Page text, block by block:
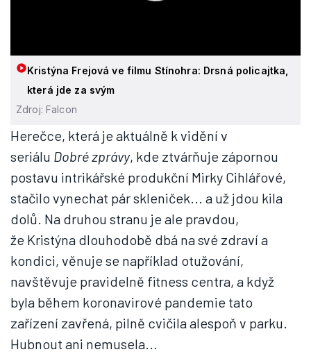
Kristýna Frejová ve filmu Stínohra: Drsná policajtka,
která jde za svým
Zdroj: Falcon
Herečce, která je aktuálně k vidění v
seriálu Dobré zprávy, kde ztvárňuje zápornou
postavu intrikářské produkční Mirky Cihlářové,
stačilo vynechat pár skleniček... a už jdou kila
dolů. Na druhou stranu je ale pravdou,
že Kristýna dlouhodobě dbá na své zdraví a
kondici, věnuje se například otužování,
navštěvuje pravidelně fitness centra, a když
byla během koronavirové pandemie tato
zařízení zavřená, pilně cvičila alespoň v parku.
Hubnout ani nemusela...